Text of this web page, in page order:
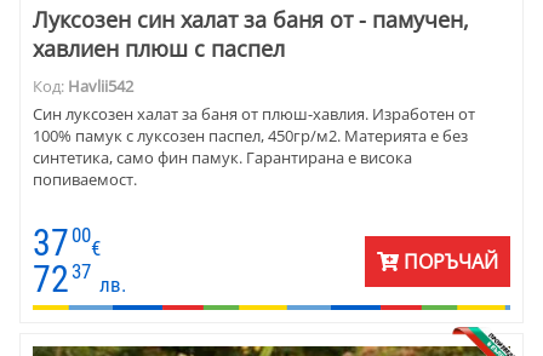
Луксозен син халат за баня от - памучен,
хавлиен плюш с паспел
Код: Havlii542
Син луксозен халат за баня от плюш-хавлия. Изработен от
100% памук с луксозен паспел, 450гр/м2. Материята е без
синтетика, само фин памук. Гарантирана е висока
попиваемост.
37 00
€
72 37
лв.
ПОРЪЧАЙ